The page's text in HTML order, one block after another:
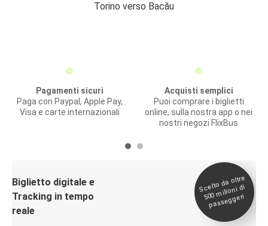
Torino verso Bacău
Pagamenti sicuri
Paga con Paypal, Apple Pay,
Visa e carte internazionali
Acquisti semplici
Puoi comprare i biglietti
online, sulla nostra app o nei
nostri negozi FlixBus
Biglietto digitale e
Tracking in tempo
reale
Scelto da oltre
500
milioni di
passeggeri